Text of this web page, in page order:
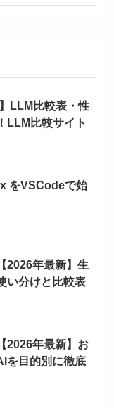
LLM比較表・性
LLM比較サイト
をVSCodeで始
2026年最新】生
い分けと比較表
2026年最新】お
を目的別に徹底